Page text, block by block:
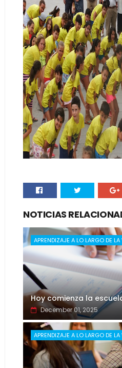
NOTICIAS
APRENDIZAJE A LO LARGO DE LA
Hoy comienza la
December 01, 2025
APRENDIZAJE A LO LARGO DE LA